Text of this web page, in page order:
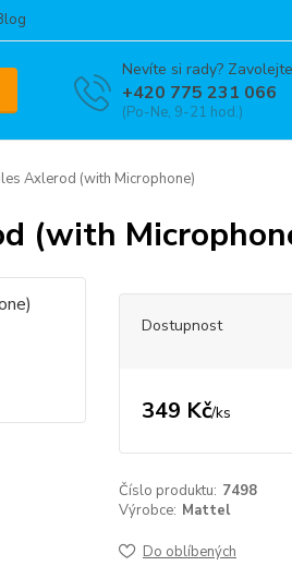
Nevíte si rady?
+420 775 231 066
(Po-Ne, 9-21 hod.)
Axlerod (with Microphone)
(with
Dostupnost
349 Kč/ks
Číslo produktu: 7498
Výrobce: Mattel
Do oblíbených